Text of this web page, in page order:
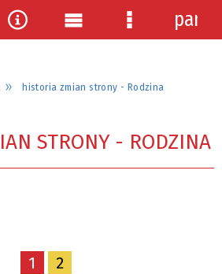
historia zmian strony - Rodzina
STRONY - RODZINA
1 2
NarzędziaMenu Menu
panel